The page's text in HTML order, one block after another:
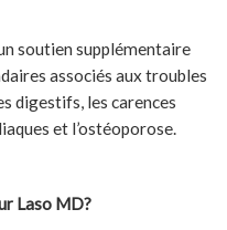
soutien supplémentaire
associés aux troubles
digestifs, les carences
et l’ostéoporose.
Laso MD?